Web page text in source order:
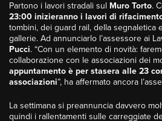
Partono i lavori stradali sul Muro Torto.
23:00 inizieranno i lavori di
tombini, dei guard rail, della segnaletica
gallerie. Ad annunciarlo l’assessore ai
Pucci. “Con un elemento di novità:
collaborazione con le associazioni dei
appuntamento è per stasera alle 23
associazioni”, ha affermato ancora
La settimana si preannuncia davvero
quindi i rallentamenti sulle carreggiate